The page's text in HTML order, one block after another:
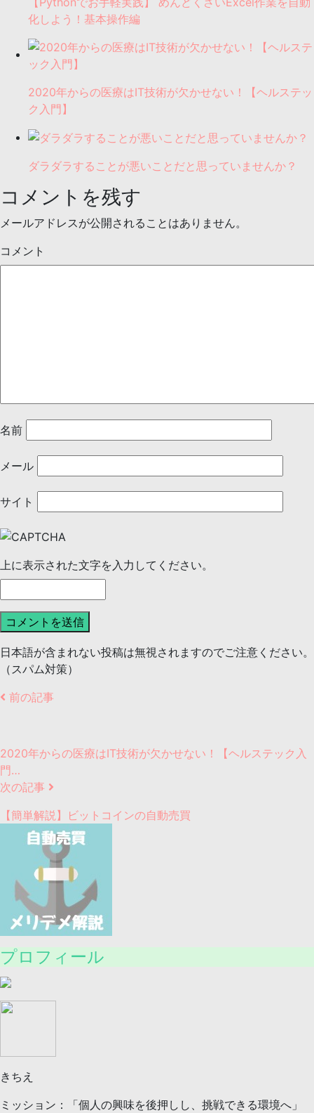
化しよう！基本操作編
2020年からの医療はIT技術が欠かせない！【ヘルステッ
ク入門】
ダラダラすることが悪いことだと思っていませんか？
コメントを残す
メールアドレスが公開されることはありません。
コメント
名前
メール
サイト
上に表示された文字を入力してください。
日本語が含まれない投稿は無視されますのでご注意ください。
（スパム対策）
前の記事
2020年からの医療はIT技術が欠かせない！【ヘルステック入
門…
次の記事
【簡単解説】ビットコインの自動売買
プロフィール
きちえ
ミッション：「個人の興味を後押しし、挑戦できる環境へ」